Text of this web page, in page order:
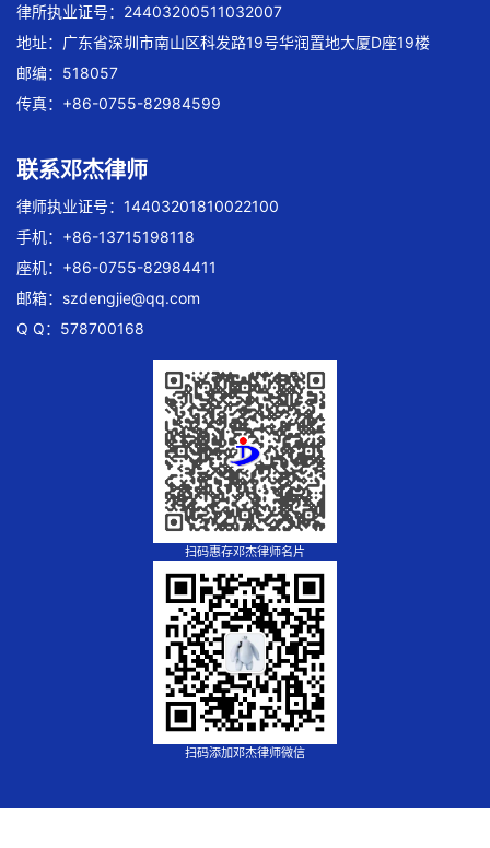
律所执业证号：24403200511032007
地址：广东省深圳市南山区科发路19号华润置地大厦D座19楼
邮编：518057
传真：+86-0755-82984599
联系邓杰律师
律师执业证号：14403201810022100
手机：+86-13715198118
座机：+86-0755-82984411
邮箱： szdengjie@qq.com
Q Q：578700168
扫码惠存邓杰律师名片
扫码添加邓杰律师微信